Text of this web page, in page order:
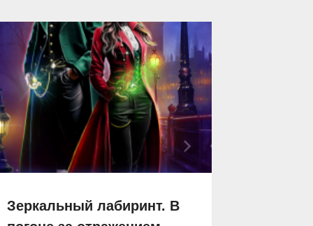
Зеркальный лабиринт. В